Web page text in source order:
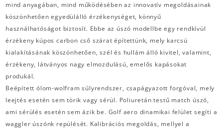
mind anyagában, mind működésében az innovatív megoldásainak
köszönhetően egyedülálló érzékenységet, könnyű
használhatóságot biztosít. Ebbe az úszó modellbe egy rendkívül
érzékeny kúpos carbon cső szárat építettünk, mely karcsú
kialakításának köszönhetően, szél és hullám álló kivitel, valamint,
érzékeny, látványos nagy elmozdulású, emelős kapásokat
produkál.
Beépített ólom-wolfram súlyrendszer, csapágyazott forgóval, mely
leejtés esetén sem törik vagy sérül. Poliuretán testű match úszó,
ami sérülés esetén sem ázik be. Golf aero dinamikai felület segíti a
waggler úszónk repülését. Kalibrációs megoldás, mellyel a